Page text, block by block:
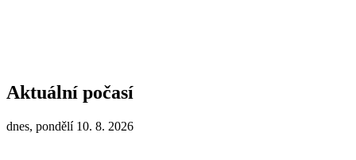
Aktuální počasí
dnes, pondělí 10. 8. 2026